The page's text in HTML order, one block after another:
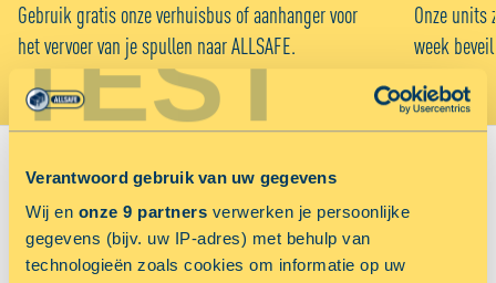
TEST
Verantwoord gebruik van uw gegevens
Wij en onze 9 partners verwerken je persoonlijke
gegevens (bijv. uw IP-adres) met behulp van
technologieën zoals cookies om informatie op uw
Gebruik gratis onze verhuisbus of aanhanger voor
het vervoer van je spullen naar ALLSAFE.
Onze units
week
VIND JOUW VESTIGING:
Sorteer op